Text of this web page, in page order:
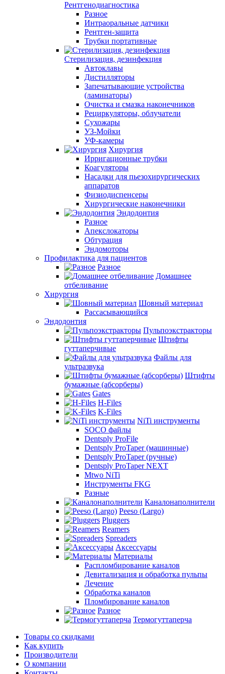
Рентгенодиагностика
Разное
Интраоральные датчики
Рентген-защита
Трубки портативные
Стерилизация, дезинфекция
Автоклавы
Дистилляторы
Запечатывающие устройства
(ламинаторы)
Очистка и смазка наконечников
Рециркуляторы, облучатели
Сухожары
УЗ-Мойки
УФ-камеры
Хирургия
Ирригационные трубки
Коагуляторы
Насадки для пьезохирургических
аппаратов
Физиодиспенсеры
Хирургические наконечники
Эндодонтия
Разное
Апекслокаторы
Обтурация
Эндомоторы
Профилактика для пациентов
Разное
Домашнее
отбеливание
Хирургия
Шовный материал
Рассасывающийся
Эндодонтия
Пульпоэкстракторы
Штифты
гуттаперчивые
Файлы для
ультразвука
Штифты
бумажные (абсорберы)
Gates
H-Files
K-Files
NiTi инструменты
SOCO файлы
Dentsply ProFile
Dentsply ProTaper (машинные)
Dentsply ProTaper (ручные)
Dentsply ProTaper NEXT
Mtwo NiTi
Инструменты FKG
Разные
Каналонаполнители
Peeso (Largo)
Pluggers
Reamers
Spreaders
Аксессуары
Материалы
Распломбирование каналов
Девитализация и обработка пульпы
Лечение
Обработка каналов
Пломбирование каналов
Разное
Термогуттаперча
Товары со скидками
Как купить
Производители
О компании